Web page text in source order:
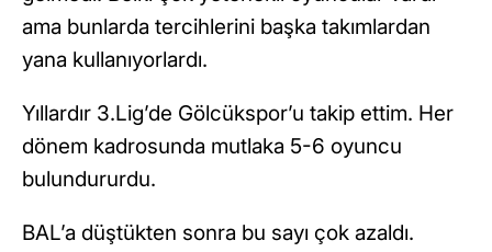
ama bunlarda tercihlerini başka takımlardan
yana kullanıyorlardı.
Yıllardır 3.Lig’de Gölcükspor’u takip ettim. Her
dönem kadrosunda mutlaka 5-6 oyuncu
bulundururdu.
BAL’a düştükten sonra bu sayı çok azaldı.